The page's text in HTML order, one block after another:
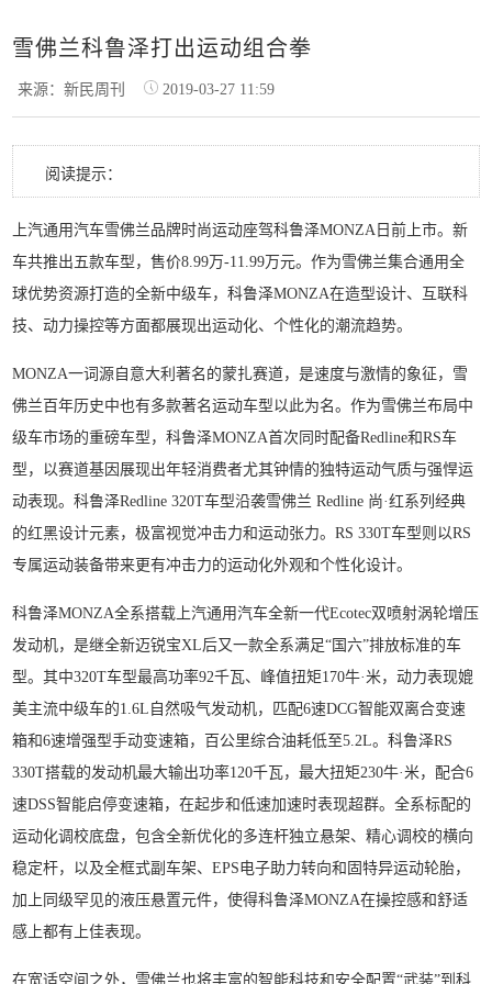
雪佛兰科鲁泽打出运动组合拳
来源：新民周刊 2019-03-27 11:59
阅读提示：
上汽通用汽车雪佛兰品牌时尚运动座驾科鲁泽MONZA日前上市。新
车共推出五款车型，售价8.99万-11.99万元。作为雪佛兰集合通用全
球优势资源打造的全新中级车，科鲁泽MONZA在造型设计、互联科
技、动力操控等方面都展现出运动化、个性化的潮流趋势。
MONZA一词源自意大利著名的蒙扎赛道，是速度与激情的象征，雪
佛兰百年历史中也有多款著名运动车型以此为名。作为雪佛兰布局中
级车市场的重磅车型，科鲁泽MONZA首次同时配备Redline和RS车
型，以赛道基因展现出年轻消费者尤其钟情的独特运动气质与强悍运
动表现。科鲁泽Redline 320T车型沿袭雪佛兰 Redline 尚·红系列经典
的红黑设计元素，极富视觉冲击力和运动张力。RS 330T车型则以RS
专属运动装备带来更有冲击力的运动化外观和个性化设计。
科鲁泽MONZA全系搭载上汽通用汽车全新一代Ecotec双喷射涡轮增压
发动机，是继全新迈锐宝XL后又一款全系满足“国六”排放标准的车
型。其中320T车型最高功率92千瓦、峰值扭矩170牛·米，动力表现媲
美主流中级车的1.6L自然吸气发动机，匹配6速DCG智能双离合变速
箱和6速增强型手动变速箱，百公里综合油耗低至5.2L。科鲁泽RS
330T搭载的发动机最大输出功率120千瓦，最大扭矩230牛·米，配合6
速DSS智能启停变速箱，在起步和低速加速时表现超群。全系标配的
运动化调校底盘，包含全新优化的多连杆独立悬架、精心调校的横向
稳定杆，以及全框式副车架、EPS电子助力转向和固特异运动轮胎，
加上同级罕见的液压悬置元件，使得科鲁泽MONZA在操控感和舒适
感上都有上佳表现。
在宽适空间之外，雪佛兰也将丰富的智能科技和安全配置“武装”到科